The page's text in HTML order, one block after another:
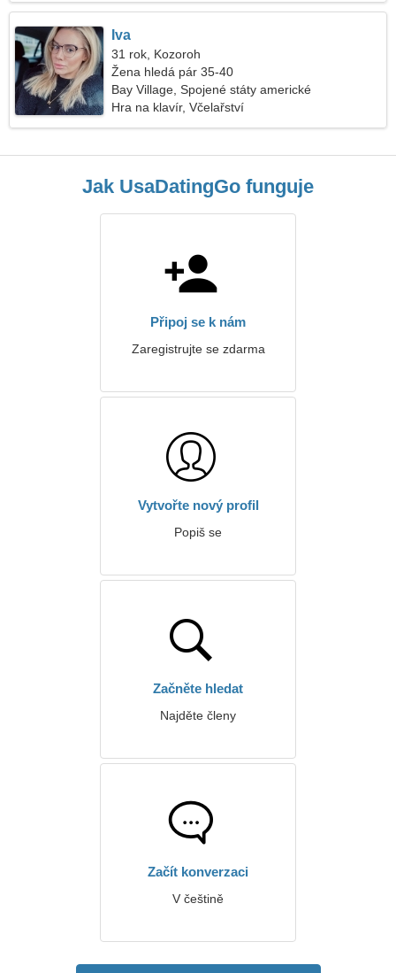
Iva
31 rok, Kozoroh
Žena hledá pár 35-40
Bay Village, Spojené státy americké
Hra na klavír, Včelařství
Jak UsaDatingGo funguje
Připoj se k nám
Zaregistrujte se zdarma
Vytvořte nový profil
Popiš se
Začněte hledat
Najděte členy
Začít konverzaci
V češtině